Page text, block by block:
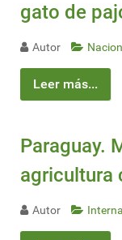
gato de
Autor
Leer más...
Paraguay.
agricultura
Autor